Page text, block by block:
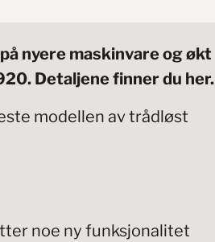
nyere maskinvare og økt
Detaljene finner du her.
modellen av trådløst
noe ny funksjonalitet